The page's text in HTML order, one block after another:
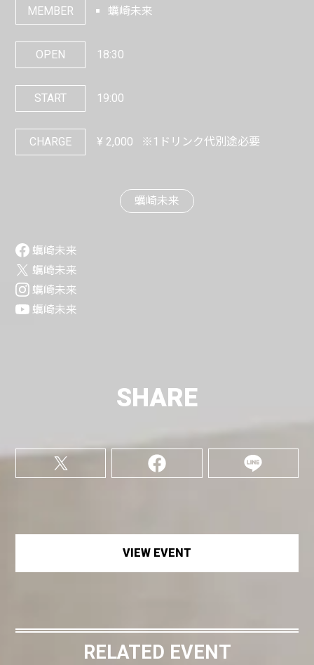
MEMBER 蠣崎未来
OPEN 18:30
START 19:00
CHARGE ¥ 2,000 ※1ドリンク代別途必要
蠣崎未来
蠣崎未来
蠣崎未来
蠣崎未来
蠣崎未来
SHARE
VIEW EVENT
RELATED EVENT